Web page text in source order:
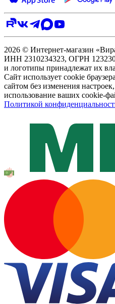
2026 © Интернет-магазин
ИНН 2310234323, ОГРН
и логотипы принадлежат их
Сайт использует cookie
сайтом без изменения
использование ваших cookie-
Политикой